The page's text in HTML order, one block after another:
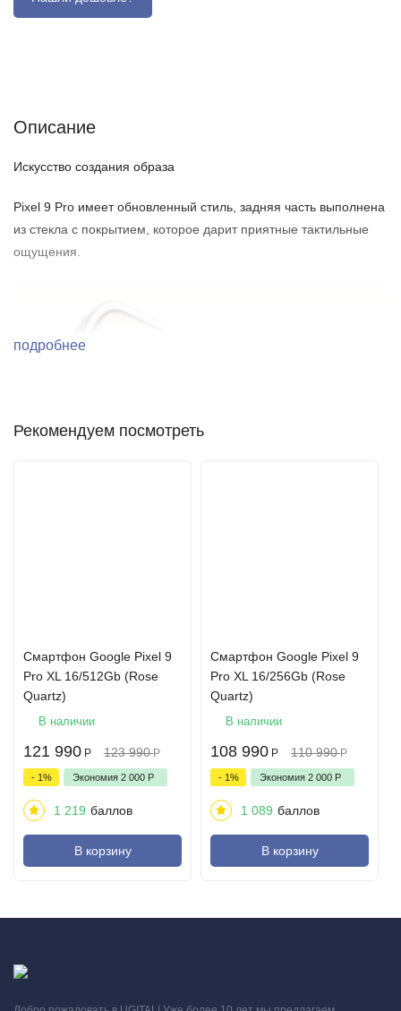
Описание
Искусство создания образа
Pixel 9 Pro имеет обновленный стиль, задняя часть выполнена
из стекла с покрытием, которое дарит приятные тактильные
ощущения.
Элегантная камера с двойным покрытием и гладкой
Получите профессиональные фотоснимки с помощью Pixel 9
подробнее
Рекомендуем посмотреть
Смартфон Google Pixel 9
Pro XL 16/512Gb (Rose
Quartz)
В наличии
121 990 Р 123 990 Р
- 1% Экономия 2 000 Р
1 219 баллов
В корзину
Смартфон Google Pixel 9
Pro XL 16/256Gb (Rose
Quartz)
В наличии
108 990 Р 110 990 Р
- 1% Экономия 2 000 Р
1 089 баллов
В корзину